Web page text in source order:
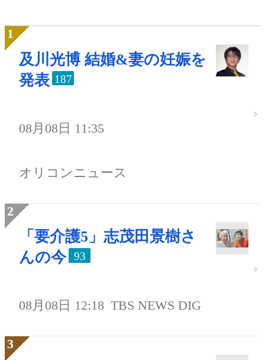
及川光博 結婚&妻の妊娠を
発表 187
08月08日 11:35
オリコンニュース
「要介護5」志茂田景樹さ
んの今
93
08月08日 12:18 TBS NEWS DIG